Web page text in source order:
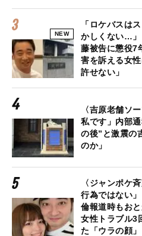
NEW
「ロケバスは
かしくない…」
藤被告に懲役7
害を訴える女
許せない」
〈吉原老舗ソ
私です」内部
の後”と激震の
のか」
〈ジャンポケ
行為ではない
倫報道時もお
女性トラブル3
た「ウラの顔」